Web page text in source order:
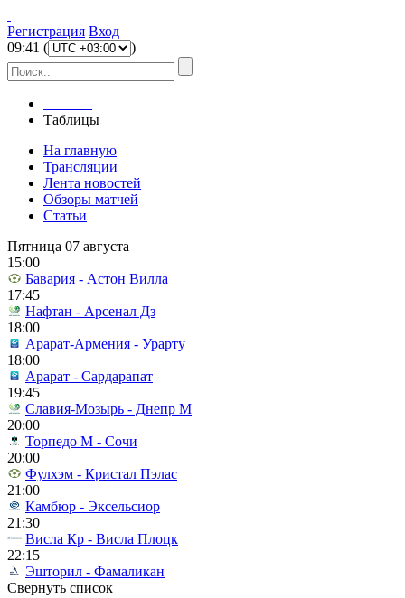
Регистрация Вход
09:41 ( )
Таблицы
На главную
Трансляции
Лента новостей
Обзоры матчей
Статьи
Пятница 07 августа
15:00
Бавария - Астон Вилла
17:45
Нафтан - Арсенал Дз
18:00
Арарат-Армения - Урарту
18:00
Арарат - Сардарапат
19:45
Славия-Мозырь - Днепр М
20:00
Торпедо М - Сочи
20:00
Фулхэм - Кристал Пэлас
21:00
Камбюр - Эксельсиор
21:30
Висла Кр - Висла Плоцк
22:15
Эшторил - Фамаликан
Свернуть список